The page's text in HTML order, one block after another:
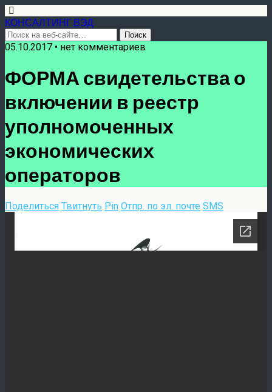
КОНСАЛТИНГ ВЭД
05.10.2017 • нет комментариев
ФОРМА свидетельства о
включении в реестр
уполномоченных
экономических
операторов
Поделиться Твитнуть Pin Отпр. по эл. почте SMS